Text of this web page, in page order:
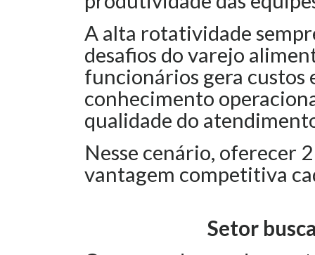
A alta rotatividade
desafios do varejo
funcionários gera custos
conhecimento
qualidade do
Nesse cenário, oferecer
vantagem competitiva
Setor